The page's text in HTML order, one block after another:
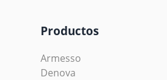
Productos
Armesso
Denova